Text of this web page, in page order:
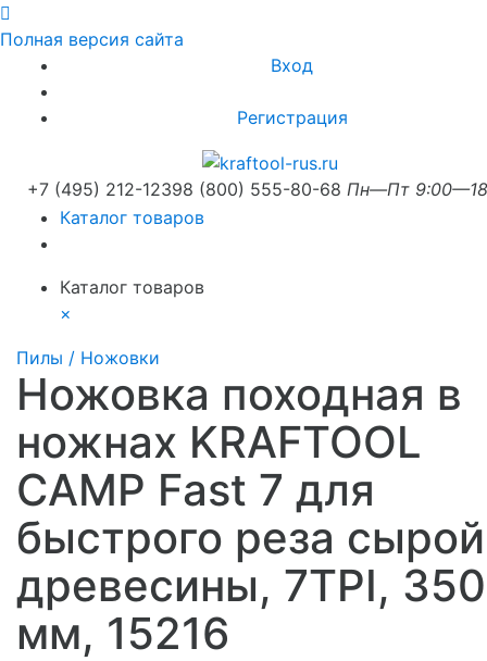
Полная версия сайта
Вход
Регистрация
+7 (495) 212-12398 (800) 555-80-68 Пн—Пт
Каталог товаров
Каталог товаров
×
Пилы / Ножовки
Ножовка походная в
ножнах KRAFTOOL
CAMP Fast 7 для
быстрого реза сырой
древесины, 7TPI, 350
мм, 15216